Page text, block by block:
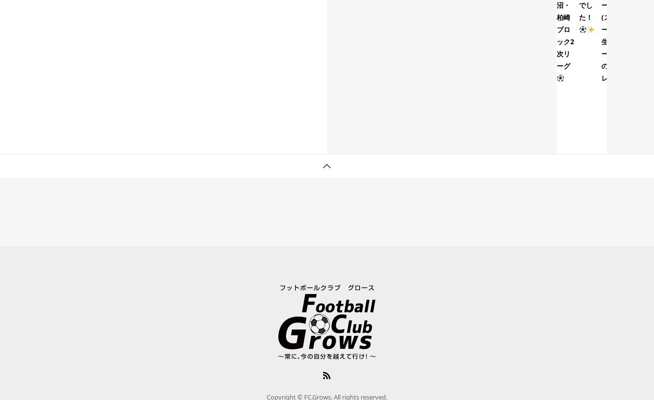
沼・
柏崎
ブロ
ック2
次リ
ーグ
でし
た！
ース
(スク
ール
生コ
ース)
のト
レ...
Copyright © FC.Grows. All rights reserved.